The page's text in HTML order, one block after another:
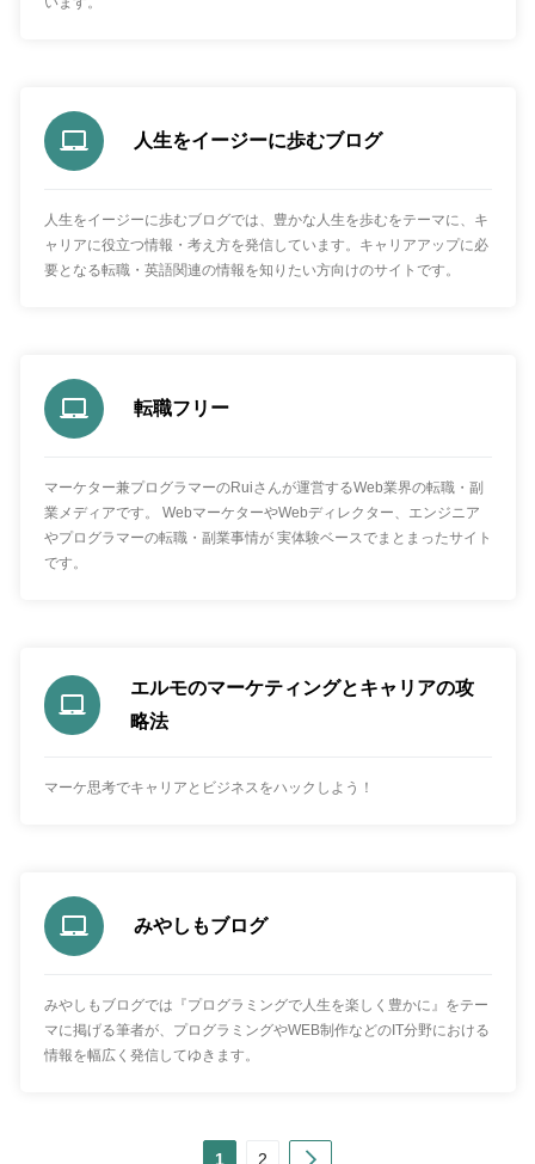
人生をイージーに歩むブログ
人生をイージーに歩むブログでは、豊かな人生を歩むをテーマに、キ
ャリアに役立つ情報・考え方を発信しています。キャリアアップに必
要となる転職・英語関連の情報を知りたい方向けのサイトです。
転職フリー
マーケター兼プログラマーのRuiさんが運営するWeb業界の転職・副
業メディアです。 WebマーケターやWebディレクター、エンジニア
やプログラマーの転職・副業事情が 実体験ベースでまとまったサイト
です。
エルモのマーケティングとキャリアの攻
略法
マーケ思考でキャリアとビジネスをハックしよう！
みやしもブログ
みやしもブログでは『プログラミングで人生を楽しく豊かに』をテー
マに掲げる筆者が、プログラミングやWEB制作などのIT分野における
情報を幅広く発信してゆきます。
1 2